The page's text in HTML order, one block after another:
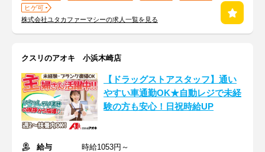
ヒゲ可
株式会社ユタカファーマシーの求人一覧を見る
クスリのアオキ 小浜木崎店
【ドラッグストアスタッフ】通い
やすい車通勤OK★自動レジで未経
験の方も安心！日祝時給UP
給与
時給1053円～